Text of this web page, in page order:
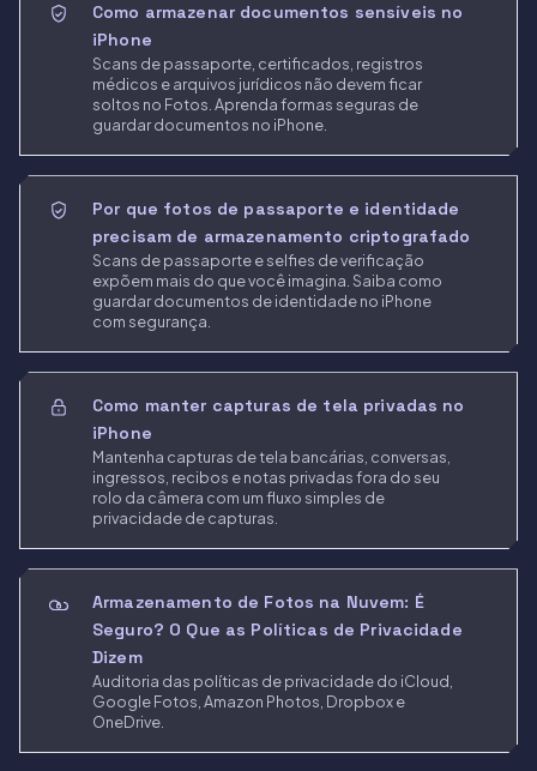
Como armazenar documentos sensíveis no
iPhone
Scans de passaporte, certificados, registros
médicos e arquivos jurídicos não devem ficar
soltos no Fotos. Aprenda formas seguras de
guardar documentos no iPhone.
Por que fotos de passaporte e identidade
precisam de armazenamento criptografado
Scans de passaporte e selfies de verificação
expõem mais do que você imagina. Saiba como
guardar documentos de identidade no iPhone
com segurança.
Como manter capturas de tela privadas no
iPhone
Mantenha capturas de tela bancárias, conversas,
ingressos, recibos e notas privadas fora do seu
rolo da câmera com um fluxo simples de
privacidade de capturas.
Armazenamento de Fotos na Nuvem: É
Seguro? O Que as Políticas de Privacidade
Dizem
Auditoria das políticas de privacidade do iCloud,
Google Fotos, Amazon Photos, Dropbox e
OneDrive.